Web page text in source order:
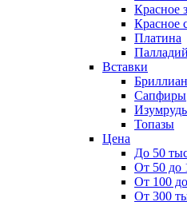
Красное
Красное
Платина
Палладий
Вставки
Сапфиры
Топазы
Цена
До 50
От 50 до
От 100
От 300